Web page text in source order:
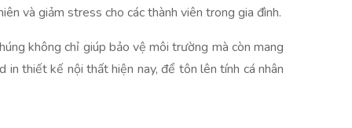
và giảm stress cho các thành viên trong gia đình.
không chỉ giúp bảo vệ môi trường mà còn mang
thiết kế nội thất hiện nay, để tôn lên tính cá nhân